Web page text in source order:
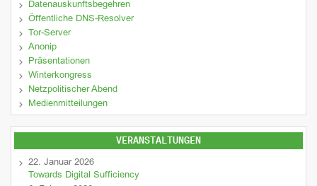
Datenauskunftsbegehren
Öffentliche DNS-Resolver
Tor-Server
Anonip
Präsentationen
Winterkongress
Netzpolitischer Abend
Medienmitteilungen
VERANSTALTUNGEN
22. Januar 2026
Towards Digital Sufficiency